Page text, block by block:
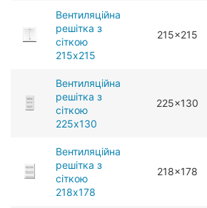
Вентиляційна
решітка з
сіткою
215x215
215x215
Вентиляційна
решітка з
сіткою
225x130
225x130
Вентиляційна
решітка з
сіткою
218x178
218x178